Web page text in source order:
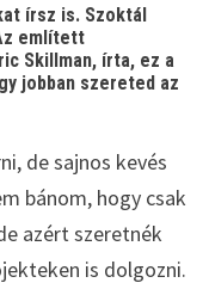
írsz is. Szoktál
említett
Skillman, írta, ez a
jobban szereted az
de sajnos kevés
bánom, hogy csak
azért szeretnék
is dolgozni.